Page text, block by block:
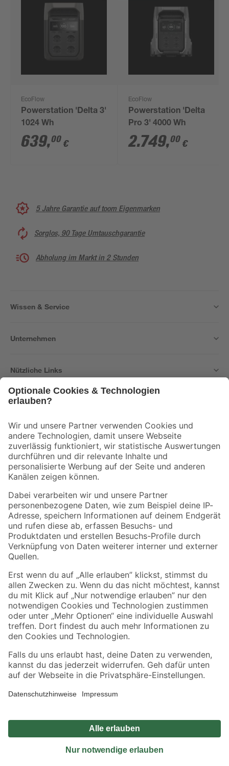
EcoFlow
Powerstation 'Delta 3'
1024 Wh
639,00 €
EcoFlow
Powerstation 'Delta
Pro 3' 4000 Wh
2.749,00 €
5 Jahre Garantie auf toom Eigenmarken
Sorglos, 90 Tage Umtauschgarantie
Abholung im Markt in 2 Stunden
Wissen & Service
Unternehmen
Nützliche Links
Der toom Newsletter: Keine Angebote und Aktionen mehr verpassen!
Zur Newsletter Anmeldung
Folge uns
Zahlungsarten Versandarten
Sicher einkaufen
Jetzt die toom-App herunterladen
Alle Preisangaben in EUR inkl. gesetzl. MwSt.. Die dargestellten Angebote sind unter
Umständen nicht in allen Märkten verfügbar. Die angegebenen Verfügbarkeiten beziehen
Produkte nur solange der Vorrat reicht.
*Paketversand ab 59 € versandkostenfrei, gilt nicht für Artikel mit Speditionsversand, hier
Privatsphäre Impressum
Nutzungsbedingungen
Widerrufsrecht
Vertrag widerrufen